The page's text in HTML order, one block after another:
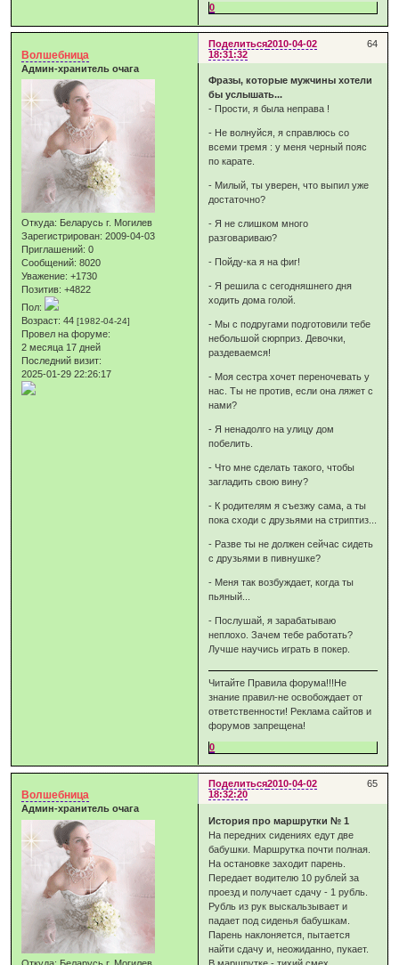
0
Поделиться 64
2010-04-02
18:31:32
Волшебница
Админ-хранитель очага
Откуда: Беларусь г. Могилев
Зарегистрирован: 2009-04-03
Приглашений: 0
Сообщений: 8020
Уважение: +1730
Позитив: +4822
Пол:
Возраст: 44[1982-04-24]
Провел на форуме:
2 месяца 17 дней
Последний визит:
2025-01-29 22:26:17
Фразы, которые мужчины хотели
бы услышать...
- Прости, я была неправа !
- Не волнуйся, я справлюсь со
всеми тремя : у меня черный пояс
по карате.
- Милый, ты уверен, что выпил уже
достаточно?
- Я не слишком много
разговариваю?
- Пойду-ка я на фиг!
- Я решила с сегодняшнего дня
ходить дома голой.
- Мы с подругами подготовили тебе
небольшой сюрприз. Девочки,
раздеваемся!
- Моя сестра хочет переночевать у
нас. Ты не против, если она ляжет с
нами?
- Я ненадолго на улицу дом
побелить.
- Что мне сделать такого, чтобы
загладить свою вину?
- К родителям я съезжу сама, а ты
пока сходи с друзьями на стриптиз...
- Разве ты не должен сейчас сидеть
с друзьями в пивнушке?
- Меня так возбуждает, когда ты
пьяный...
- Послушай, я зарабатываю
неплохо. Зачем тебе работать?
Лучше научись играть в покер.
Читайте Правила форума!!!Не
знание правил-не освобождает от
ответственности! Реклама сайтов и
форумов запрещена!
0
Поделиться 65
2010-04-02
18:32:20
Волшебница
Админ-хранитель очага
История про маршрутки № 1
На передних сидениях едут две
бабушки. Маршрутка почти полная.
На остановке заходит парень.
Передает водителю 10 рублей за
проезд и получает сдачу - 1 рубль.
Рубль из рук выскальзывает и
падает под сиденья бабушкам.
Парень наклоняется, пытается
найти сдачу и, неожиданно, пукает.